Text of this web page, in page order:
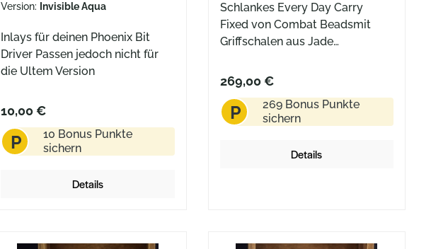
Version: Invisible Aqua
Inlays für deinen Phoenix Bit
Driver Passen jedoch nicht für
die Ultem Version
10,00 €
P
10 Bonus Punkte
sichern
Details
Schlankes Every Day Carry
Fixed von Combat Beadsmit
Griffschalen aus Jade
Scheide, Kugelkette,
Gürteladapter und In-The-
Pocket Clip
269,00 €
P
269 Bonus Punkte
sichern
Details